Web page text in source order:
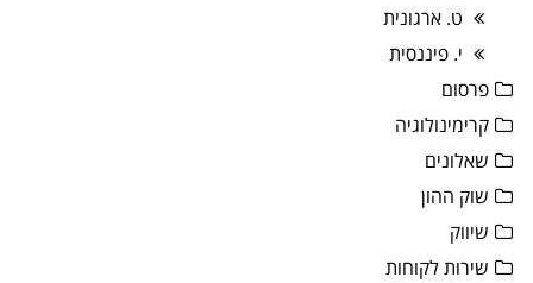
ט. ארגונית
י. פיננסית
פרסום
קרימינולוגיה
שאלונים
שוק ההון
שיווק
שירות לקוחות